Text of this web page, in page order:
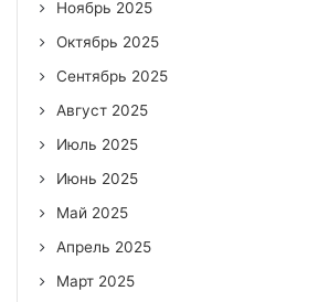
Ноябрь 2025
Октябрь 2025
Сентябрь 2025
Август 2025
Июль 2025
Июнь 2025
Май 2025
Апрель 2025
Март 2025